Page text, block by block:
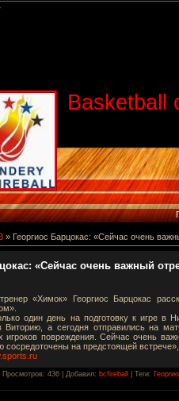
Basketball
» Георгиос Барцокас: «Сейчас очень
«Сейчас очень важный
«Химок» Георгиос Барцокас
один день на подготовку к игре в
Виторию, а сегодня отправились на
игроков повреждения. Сейчас очень
сосредоточены на предстоящей
Просмотров: 436 | Добавил: bcfireball Теги: